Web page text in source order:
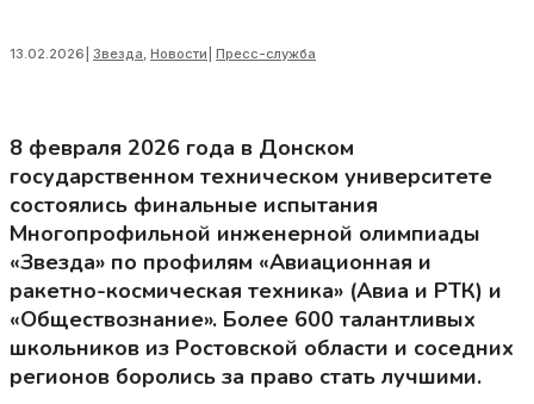
13.02.2026 Звезда, Новости Пресс-служба
8 февраля 2026 года в Донском
государственном техническом университете
состоялись финальные испытания
Многопрофильной инженерной олимпиады
«Звезда» по профилям «Авиационная и
ракетно-космическая техника» (Авиа и РТК) и
«Обществознание». Более 600 талантливых
школьников из Ростовской области и соседних
регионов боролись за право стать лучшими.